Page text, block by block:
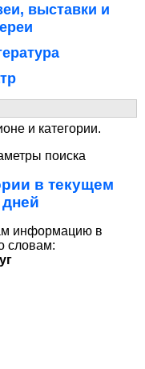
выставки и
и категории.
поиска
в текущем
информацию в
словам: